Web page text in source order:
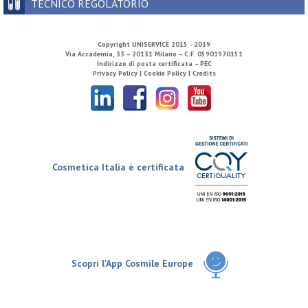
TECNICO REGOLATORIO
Copyright UNISERVICE 2015 - 2019
Via Accademia, 33 – 20131 Milano – C.F. 05901970151
Indirizzo di posta certificata – PEC
Privacy Policy | Cookie Policy | Credits
Cosmetica Italia è certificata
Scopri l'App Cosmile Europe